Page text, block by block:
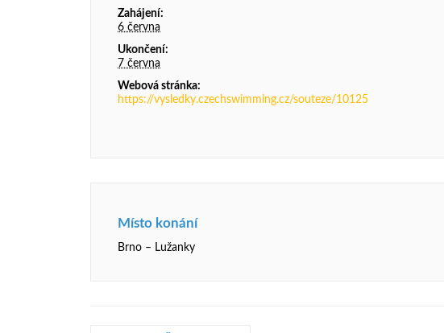
Zahájení:
6 června
Ukončení:
7 června
Webová stránka:
https://vysledky.czechswimming.cz/souteze/10125
Místo konání
Brno – Lužanky